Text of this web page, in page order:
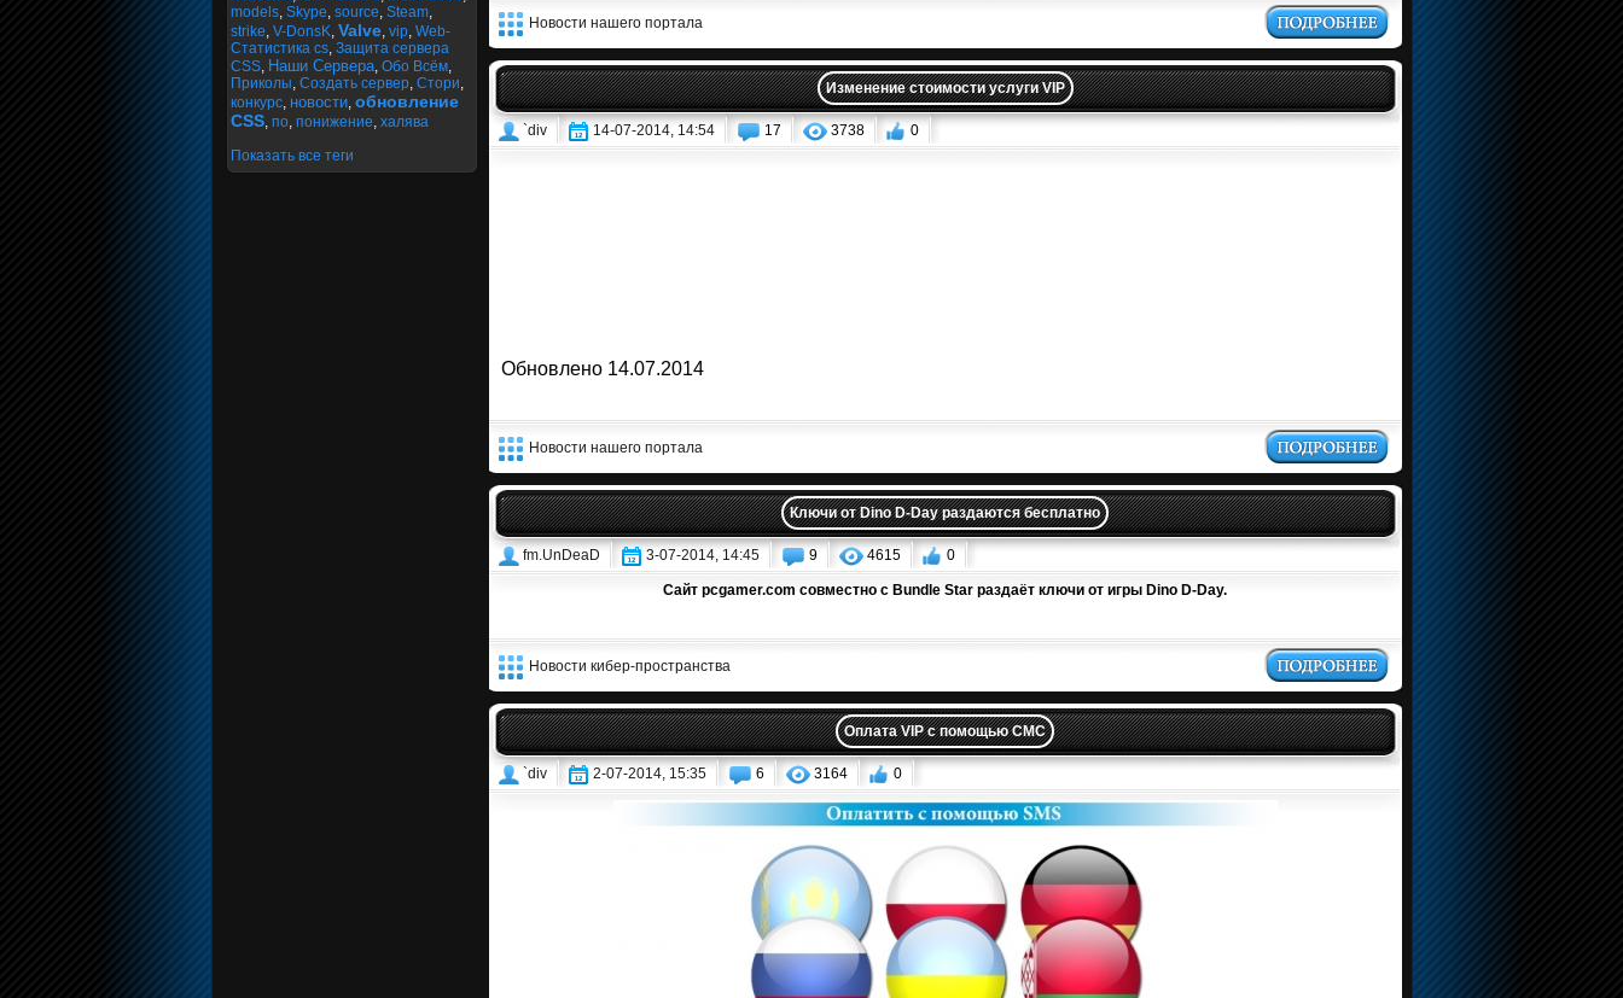
models, Skype, source, Steam,
strike, V-DonsK, Valve, vip, Web-
Статистика cs, Защита сервера
CSS, Наши Сервера, Обо Всём,
Приколы, Создать сервер, Стори,
конкурс, новости, обновление
CSS, по, понижение, халява
Показать все теги
Новости нашего портала
Изменение стоимости услуги VIP
`div 14-07-2014, 14:54 17 3738 0
Обновлено 14.07.2014
Новости нашего портала
Ключи от Dino D-Day раздаются бесплатно
fm.UnDeaD 3-07-2014, 14:45 9 4615 0
Сайт pcgamer.com совместно с Bundle Star раздаёт ключи от игры Dino D-Day.
Новости кибер-пространства
Оплата VIP с помощью СМС
`div 2-07-2014, 15:35 6 3164 0